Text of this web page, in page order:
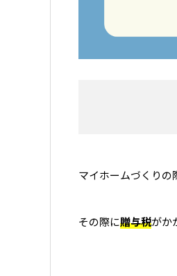
マイホームづくりの
その際に贈与税がか